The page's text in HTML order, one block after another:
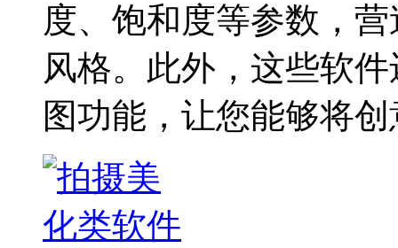
度、饱和度等参数，
风格。此外，这些软
图功能，让您能够将